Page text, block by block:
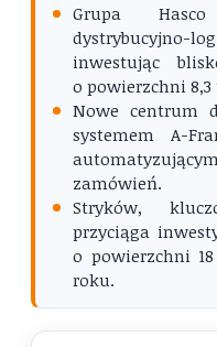
Grupa
inwestując
o powierzchni
Nowe centrum
systemem A-
zamówień.
Stryków,
przyciąga
o powierzchni
roku.